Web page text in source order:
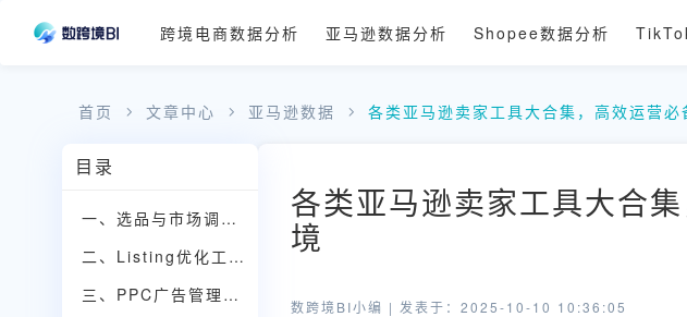
跨境电商数据分析 亚马逊数据分析 Shopee数据分析
首页 文章中心 亚马逊数据 各类亚马逊卖家工具大合集，高效运营必
目录
一、选品与市场调研工具
二、Listing优化工具
三、PPC广告管理工具
各类亚马逊卖家工具大合
境
数跨境BI小编 | 发表于：2025-10-10 10:36:05